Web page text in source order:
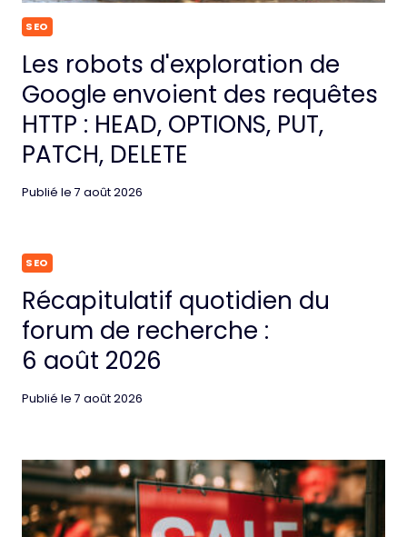
SEO
Les robots d'exploration de
Google envoient des requêtes
HTTP : HEAD, OPTIONS, PUT,
PATCH, DELETE
Publié le 7 août 2026
SEO
Récapitulatif quotidien du
forum de recherche :
6 août 2026
Publié le 7 août 2026